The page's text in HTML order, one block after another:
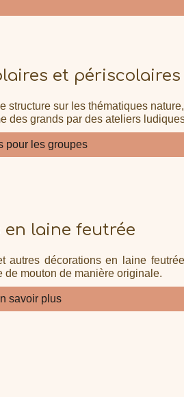
et périscolaires
sur les thématiques
des grands par des ateliers
pour les groupes
en laine feutrée
autres décorations en laine
mouton de manière originale.
savoir plus